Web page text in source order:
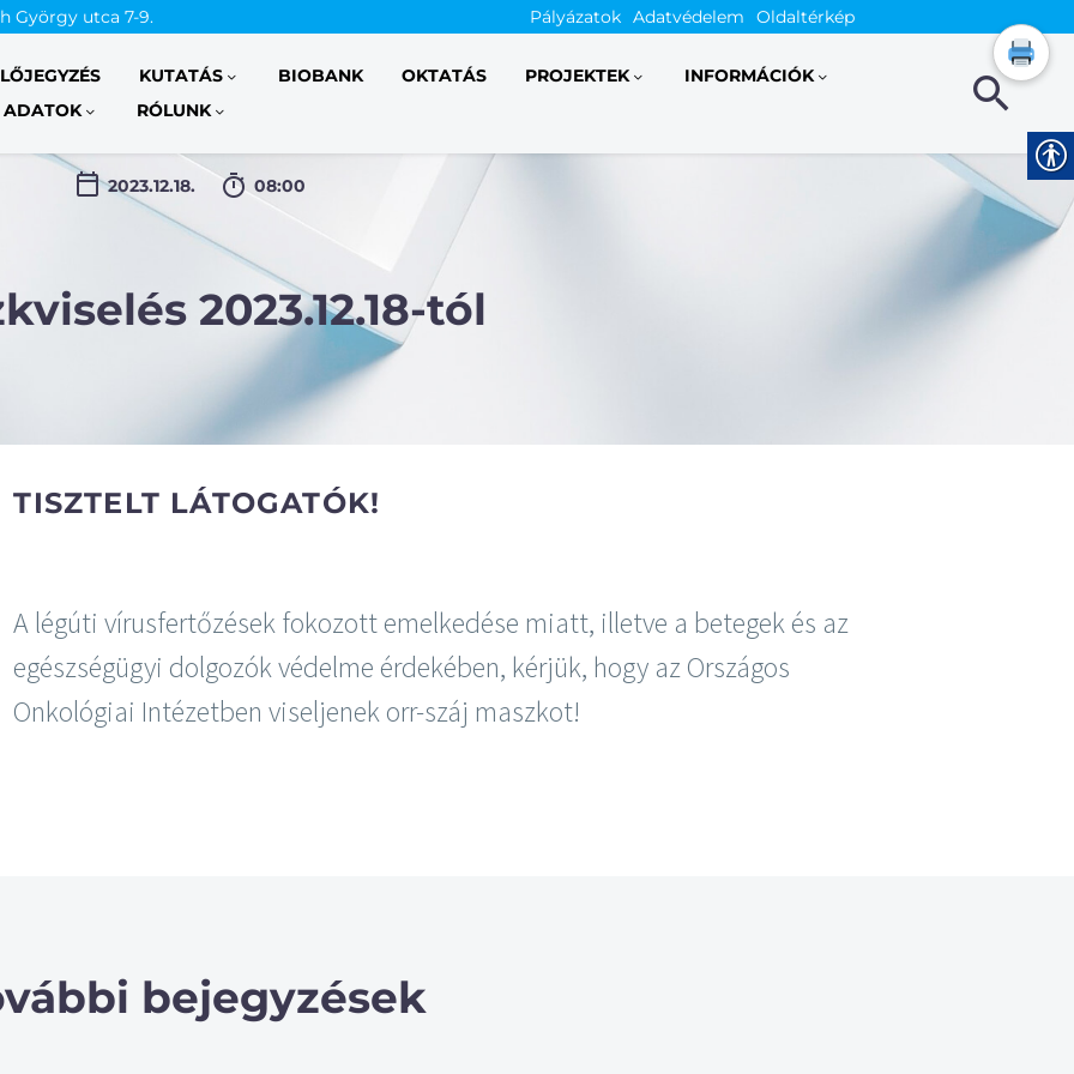
György utca 7-9. Pályázatok Adatvédelem Oldaltérkép
KUTATÁS BIOBANK OKTATÁS PROJEKTEK
INFORMÁCIÓK
ADATOK
RÓLUNK
2023.12.18. 08:00
2023.12.18-tól
TISZTELT LÁTOGATÓK!
A légúti vírusfertőzések fokozott emelkedése miatt, illetve a betegek és az
egészségügyi dolgozók védelme érdekében, kérjük, hogy az Országos
Onkológiai Intézetben viseljenek orr-száj maszkot!
bejegyzések